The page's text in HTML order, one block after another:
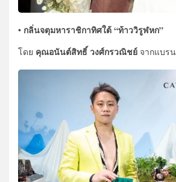
• กลิ่นจตุมหาราชิกาทิศใต้ “ท้าววิรูฬหก”
โดย คุณอนันต์สิทธิ์ วงศ์กรวณิชย์ จากแบรน